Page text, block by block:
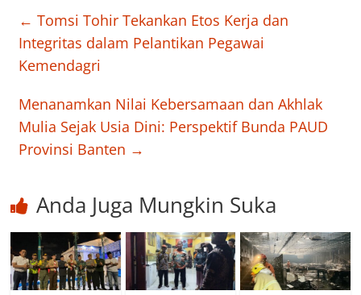
← Tomsi Tohir Tekankan Etos Kerja dan
Integritas dalam Pelantikan Pegawai
Kemendagri
Menanamkan Nilai Kebersamaan dan Akhlak
Mulia Sejak Usia Dini: Perspektif Bunda PAUD
Provinsi Banten →
Anda Juga Mungkin Suka